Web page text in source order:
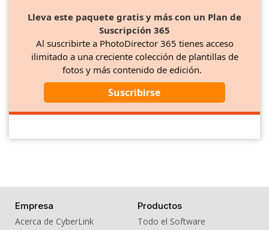
Lleva este paquete gratis y más con un Plan de
Suscripción 365
Al suscribirte a PhotoDirector 365 tienes acceso
ilimitado a una creciente colección de plantillas de
fotos y más contenido de edición.
Suscribirse
Empresa
Acerca de CyberLink
Productos
Todo el Software